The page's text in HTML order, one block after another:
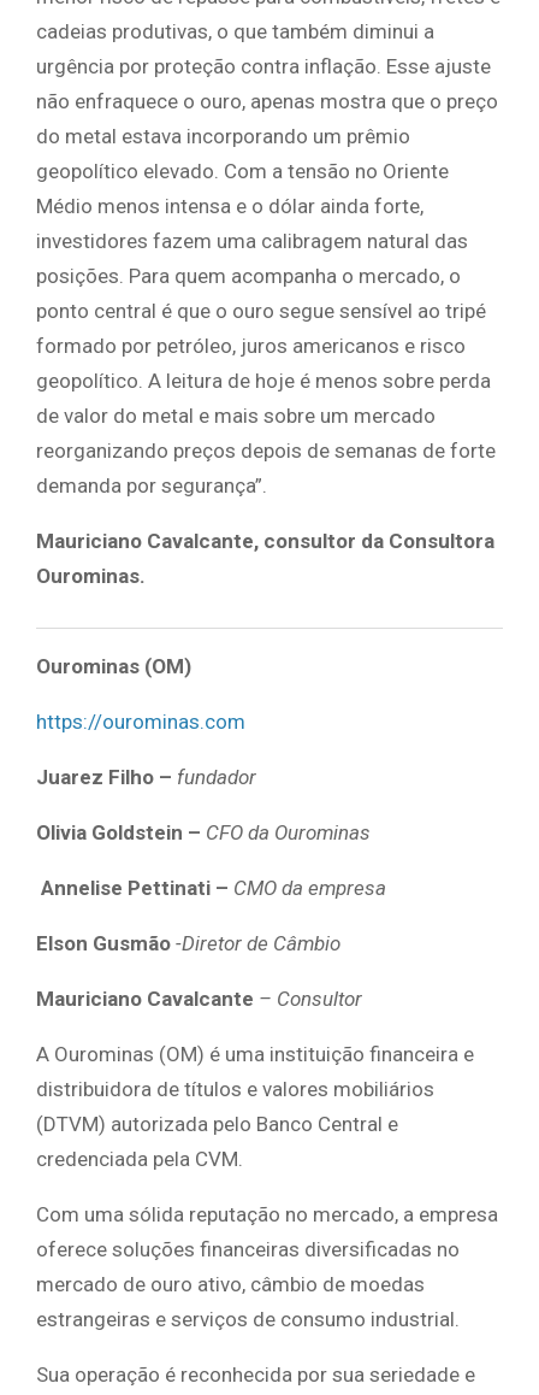
cadeias produtivas, o que também diminui a
urgência por proteção contra inflação. Esse ajuste
não enfraquece o ouro, apenas mostra que o preço
do metal estava incorporando um prêmio
geopolítico elevado. Com a tensão no Oriente
Médio menos intensa e o dólar ainda forte,
investidores fazem uma calibragem natural das
posições. Para quem acompanha o mercado, o
ponto central é que o ouro segue sensível ao tripé
formado por petróleo, juros americanos e risco
geopolítico. A leitura de hoje é menos sobre perda
de valor do metal e mais sobre um mercado
reorganizando preços depois de semanas de forte
demanda por segurança”.
Mauriciano Cavalcante, consultor da Consultora
Ourominas.
Ourominas (OM)
https://ourominas.com
Juarez Filho – fundador
Olivia Goldstein – CFO da Ourominas
Annelise Pettinati – CMO da empresa
Elson Gusmão -Diretor de Câmbio
Mauriciano Cavalcante – Consultor
A Ourominas (OM) é uma instituição financeira e
distribuidora de títulos e valores mobiliários
(DTVM) autorizada pelo Banco Central e
credenciada pela CVM.
Com uma sólida reputação no mercado, a empresa
oferece soluções financeiras diversificadas no
mercado de ouro ativo, câmbio de moedas
estrangeiras e serviços de consumo industrial.
Sua operação é reconhecida por sua seriedade e